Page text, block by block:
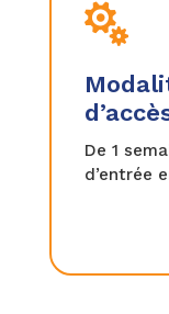

De 1
d’entrée